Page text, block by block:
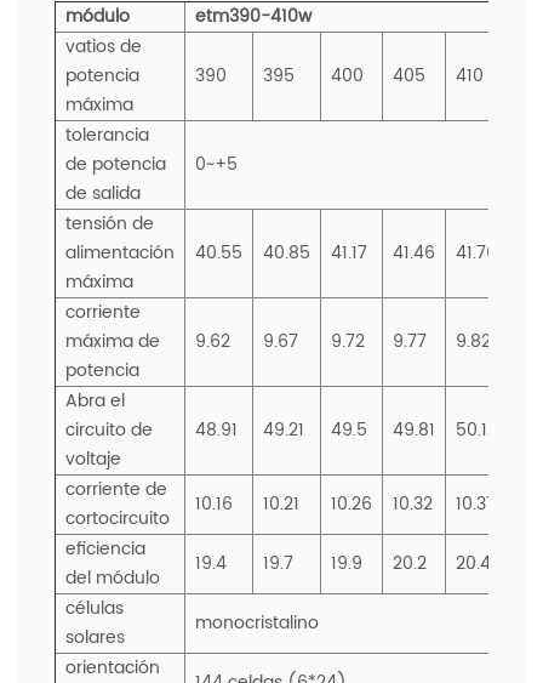
módulo
etm390-410w
vatios de
potencia
máxima
390 395 400 405 410
tolerancia
de potencia
de salida
0~+5
tensión de
alimentación
máxima
40.55 40.85 41.17 41.46 41.76
corriente
máxima de
potencia
9.62 9.67 9.72 9.77 9.82
Abra el
circuito de
voltaje
48.91 49.21 49.5 49.81 50.12
corriente de
cortocircuito
10.16 10.21 10.26 10.32
10.37
eficiencia
del módulo
19.4 19.7 19.9 20.2
20.4
células
solares
monocristalino
orientación